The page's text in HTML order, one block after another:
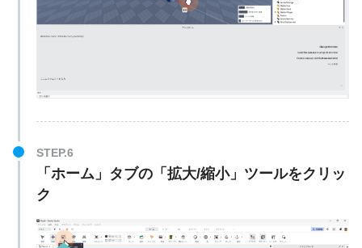
STEP.6
「ホーム」タブの「拡大/縮小」ツールをクリッ
ク